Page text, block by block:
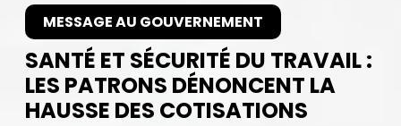
MESSAGE AU GOUVERNEMENT
SANTÉ ET SÉCURITÉ DU TRAVAIL :
LES PATRONS DÉNONCENT LA
HAUSSE DES COTISATIONS